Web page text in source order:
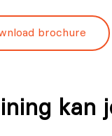
brochure
kan